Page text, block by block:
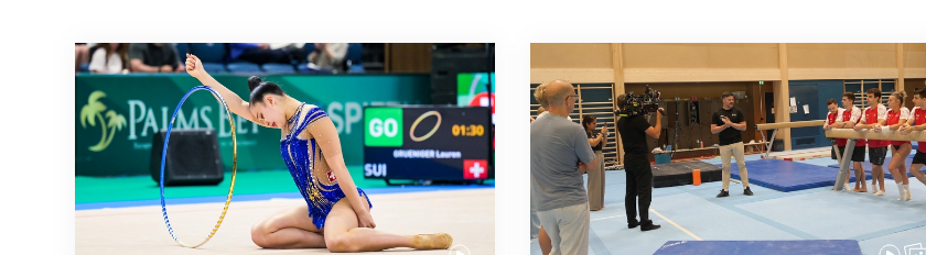
Nächster Halt: Weltmeisterschaft Mit klaren Zielen nach Zagreb